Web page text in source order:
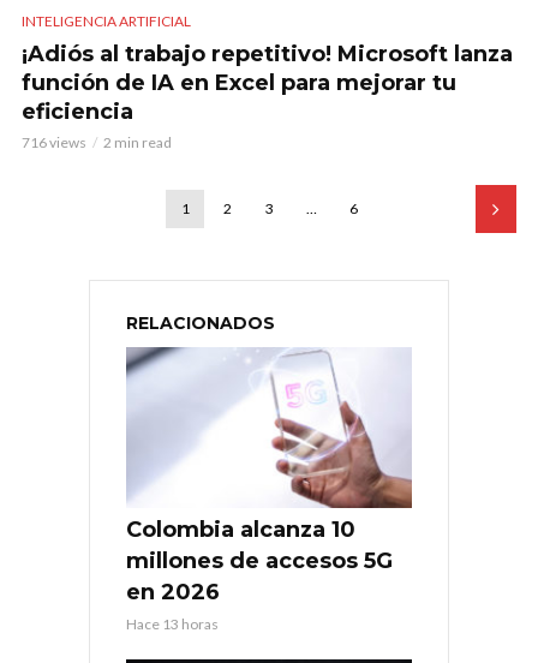
INTELIGENCIA ARTIFICIAL
¡Adiós al trabajo repetitivo! Microsoft lanza
función de IA en Excel para mejorar tu
eficiencia
716 views 2 min read
1 2 3 … 6
RELACIONADOS
Colombia alcanza 10
millones de accesos 5G
en 2026
Hace 13 horas